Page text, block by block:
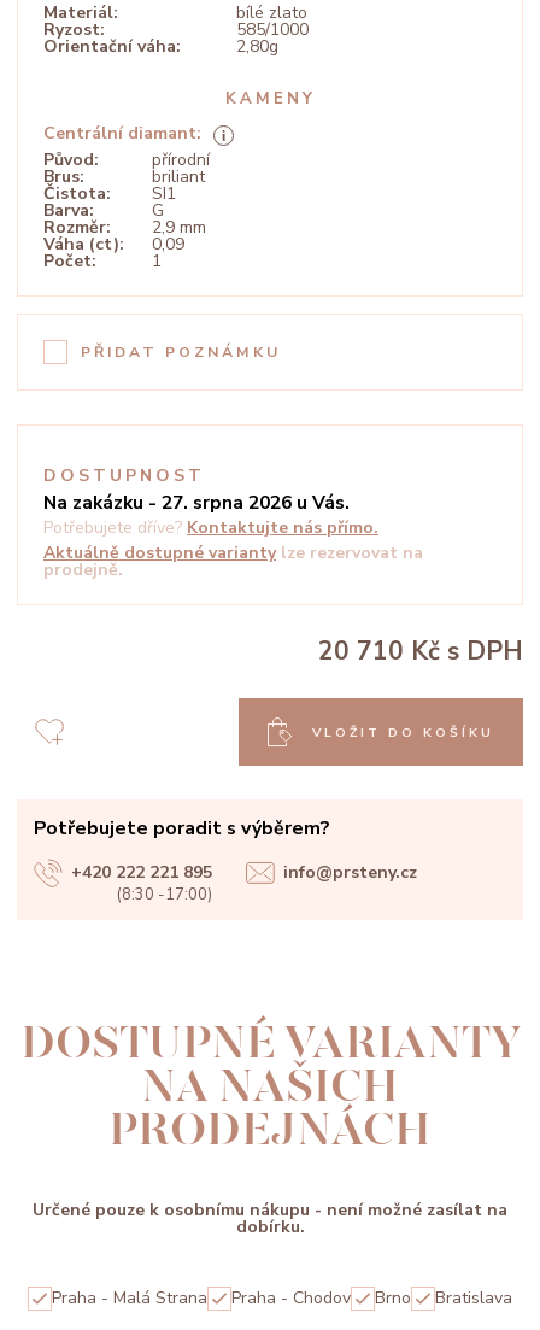
Materiál: bílé zlato
Ryzost: 585/1000
Orientační váha: 2,80g
KAMENY
Centrální diamant:
Původ:
přírodní
Brus: briliant
Čistota: SI1
Barva: G
Rozměr: 2,9 mm
Váha (ct): 0,09
Počet: 1
PŘIDAT POZNÁMKU
DOSTUPNOST
Na zakázku - 27. srpna 2026 u Vás.
Potřebujete dříve? Kontaktujte nás přímo.
Aktuálně dostupné varianty lze rezervovat na
prodejně.
20 710 Kč s DPH
VLOŽIT DO KOŠÍKU
Potřebujete poradit s výběrem?
+420 222 221 895
(8:30 -17:00)
info@prsteny.cz
DOSTUPNÉ VARIANTY
NA NAŠICH
PRODEJNÁCH
Určené pouze k osobnímu nákupu - není možné zasílat na
dobírku.
Praha - Malá Strana Praha - Chodov Brno Bratislava